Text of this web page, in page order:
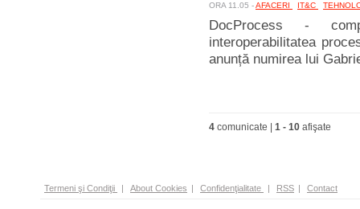
ORA 11.05 -AFACERI IT&C
DocProcess -
interoperabilitatea
anunță numirea lui
4 comunicate | 1 - 10 afişate
Termeni şi Condiţii | About Cookies | Confidenţialitate | RSS | Contact